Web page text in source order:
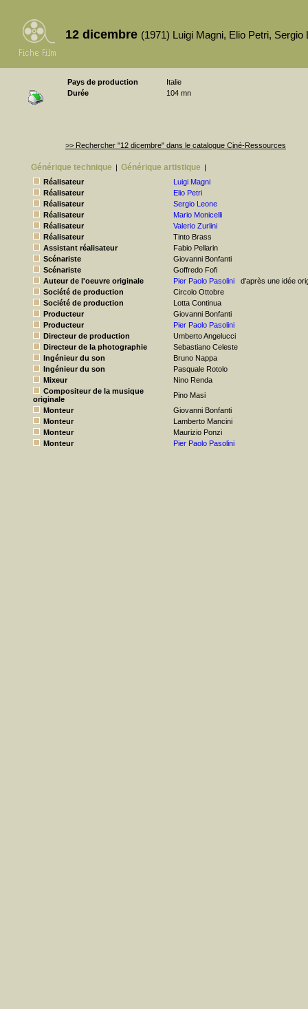
12 dicembre (1971) Luigi Magni, Elio Petri, Sergio
Pays de production
Italie
Durée
104 mn
>> Rechercher "12 dicembre" dans le catalogue Ciné-Ressources
Générique technique | Générique artistique |
Réalisateur
Luigi Magni
Réalisateur
Elio Petri
Réalisateur
Sergio Leone
Réalisateur
Mario Monicelli
Réalisateur
Valerio Zurlini
Réalisateur
Tinto Brass
Assistant réalisateur
Fabio Pellarin
Scénariste
Giovanni Bonfanti
Scénariste
Goffredo Fofi
Auteur de l'oeuvre originale
Pier Paolo Pasolini
d'après une idée
Société de production
Circolo Ottobre
Société de production
Lotta Continua
Producteur
Giovanni Bonfanti
Producteur
Pier Paolo Pasolini
Directeur de production
Umberto Angelucci
Directeur de la photographie
Sebastiano Celeste
Ingénieur du son
Bruno Nappa
Ingénieur du son
Pasquale Rotolo
Mixeur
Nino Renda
Compositeur de la musique
originale
Pino Masi
Monteur
Giovanni Bonfanti
Monteur
Lamberto Mancini
Monteur
Maurizio Ponzi
Monteur
Pier Paolo Pasolini